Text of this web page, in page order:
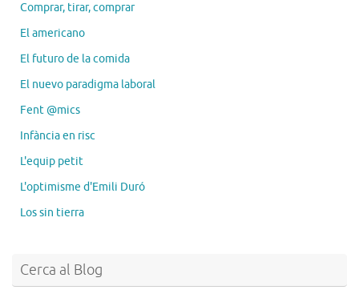
Comprar, tirar, comprar
El americano
El futuro de la comida
El nuevo paradigma laboral
Fent @mics
Infància en risc
L'equip petit
L'optimisme d'Emili Duró
Los sin tierra
Cerca al Blog